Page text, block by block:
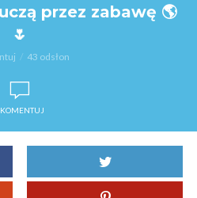
przez zabawę 🌎
🌷
43 odsłon